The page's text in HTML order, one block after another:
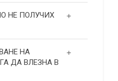
НЕ ПОЛУЧИХ
НА
ДА ВЛЕЗНА В